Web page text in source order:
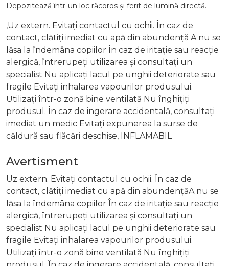
Depozitează într-un loc răcoros și ferit de lumină directă.
,Uz extern. Evitați contactul cu ochii. În caz de
contact, clătiți imediat cu apă din abundență A nu se
lăsa la îndemâna copiilor În caz de iritație sau reacție
alergică, întrerupeți utilizarea și consultați un
specialist Nu aplicați lacul pe unghii deteriorate sau
fragile Evitați inhalarea vapourilor produsului.
Utilizați într-o zonă bine ventilată Nu înghițiți
produsul. În caz de ingerare accidentală, consultați
imediat un medic Evitați expunerea la surse de
căldură sau flăcări deschise, INFLAMABIL
Avertisment
Uz extern. Evitați contactul cu ochii. În caz de
contact, clătiți imediat cu apă din abundențăA nu se
lăsa la îndemâna copiilor În caz de iritație sau reacție
alergică, întrerupeți utilizarea și consultați un
specialist Nu aplicați lacul pe unghii deteriorate sau
fragile Evitați inhalarea vapourilor produsului.
Utilizați într-o zonă bine ventilată Nu înghițiți